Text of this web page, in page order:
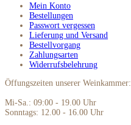
Mein Konto
Bestellungen
Passwort vergessen
Lieferung und Versand
Bestellvorgang
Zahlungsarten
Widerrufsbelehrung
Öffungszeiten unserer Weinkammer:
Mi-Sa.: 09:00 - 19.00 Uhr
Sonntags: 12.00 - 16.00 Uhr